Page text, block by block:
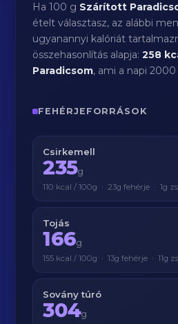
Ha 100 g Szárított
ételt választasz, az alábbi
ugyanannyi kalóriát
összehasonlítás alapja:258
Paradicsom, ami a napi 2000
FEHÉRJEFORRÁSOK
Csirkemell
235g
110 kcal / 100g · 23g fehérje · 1g
Tojás
166g
155 kcal / 100g · 13g fehérje · 11g
Sovány túró
304g